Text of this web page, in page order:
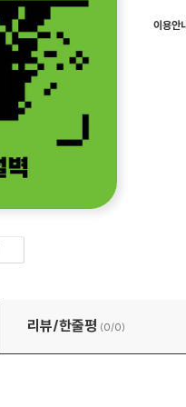
이용안
리뷰/한줄평 (0/0)